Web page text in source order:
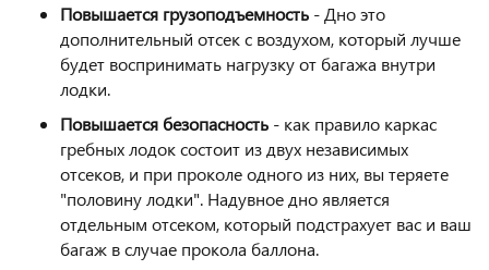
Повышается грузоподъемность - Дно это
дополнительный отсек с воздухом, который лучше
будет воспринимать нагрузку от багажа внутри
лодки.
Повышается безопасность - как правило каркас
гребных лодок состоит из двух независимых
отсеков, и при проколе одного из них, вы теряете
"половину лодки". Надувное дно является
отдельным отсеком, который подстрахует вас и ваш
багаж в случае прокола баллона.